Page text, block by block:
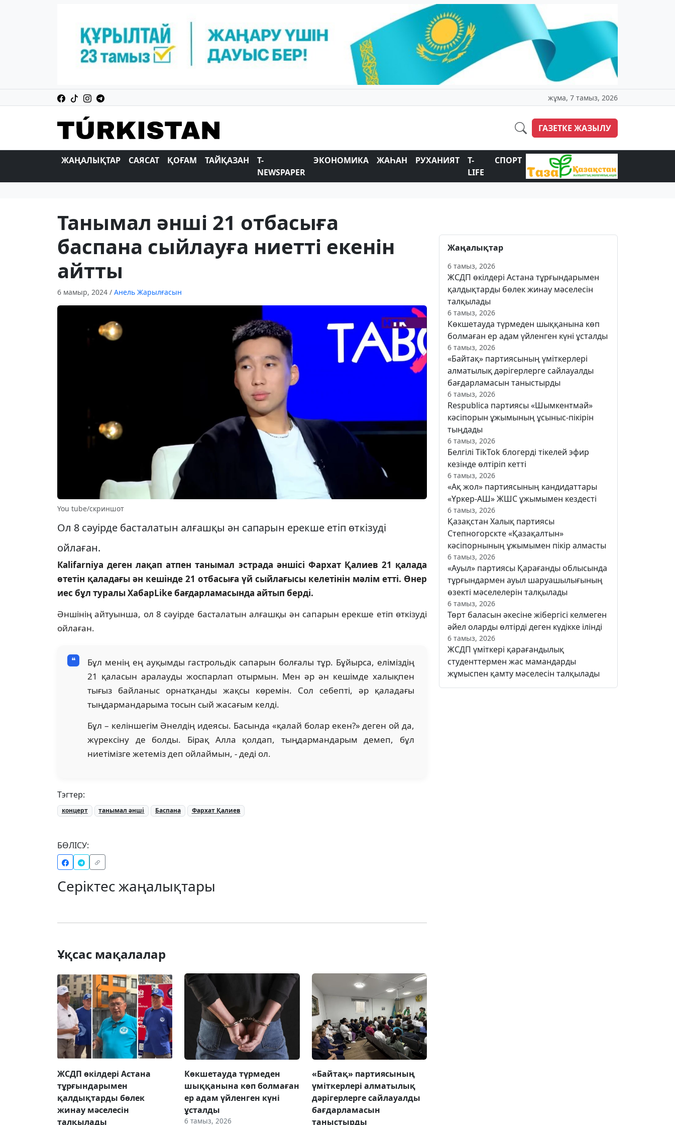
жұма, 7 тамыз, 2026
ГАЗЕТКЕ ЖАЗЫЛУ
ЖАҢАЛЫҚТАР САЯСАТ ҚОҒАМ ТАЙҚАЗАН
T-
NEWSPAPER
ЭКОНОМИКА ЖАҺАН РУХАНИЯТ
T-
LIFE
СПОРТ
Танымал әнші 21 отбасыға
баспана сыйлауға ниетті екенін
айтты
6 мамыр, 2024 / Анель Жарылғасын
You tube/скриншот
Ол 8 сәуірде басталатын алғашқы ән сапарын ерекше етіп өткізуді
ойлаған.
Кalifarniya деген лақап атпен танымал эстрада әншісі Фархат Қалиев 21 қалада
өтетін қаладағы ән кешінде 21 отбасыға үй сыйлағысы келетінін мәлім етті. Өнер
иес бұл туралы ХабарLike бағдарламасында айтып берді.
Әншінің айтуынша, ол 8 сәуірде басталатын алғашқы ән сапарын ерекше етіп өткізуді
ойлаған.
Бұл менің ең ауқымды гастрольдік сапарын болғалы тұр. Бұйырса, еліміздің
21 қаласын аралауды жоспарлап отырмын. Мен әр ән кешімде халықпен
тығыз байланыс орнатқанды жақсы көремін. Сол себепті, әр қаладағы
тыңдармандарыма тосын сый жасағым келді.
Бұл – келіншегім Әнелдің идеясы. Басында «қалай болар екен?» деген ой да,
жүрексіну де болды. Бірақ Алла қолдап, тыңдармандарым демеп, бұл
ниетімізге жетеміз деп ойлаймын, - деді ол.
Тэгтер:
концерт танымал әнші Баспана Фархат Қалиев
БӨЛІСУ:
Серіктес жаңалықтары
Ұқсас мақалалар
ЖСДП өкілдері Астана
тұрғындарымен
қалдықтарды бөлек
жинау мәселесін
талқылады
Көкшетауда түрмеден
шыққанына көп болмаған
ер адам үйленген күні
ұсталды
6 тамыз, 2026
«Байтақ» партиясының
үміткерлері алматылық
дәрігерлерге сайлауалды
бағдарламасын
таныстырды
Жаңалықтар
6 тамыз, 2026
ЖСДП өкілдері Астана тұрғындарымен
қалдықтарды бөлек жинау мәселесін
талқылады
6 тамыз, 2026
Көкшетауда түрмеден шыққанына көп
болмаған ер адам үйленген күні ұсталды
6 тамыз, 2026
«Байтақ» партиясының үміткерлері
алматылық дәрігерлерге сайлауалды
бағдарламасын таныстырды
6 тамыз, 2026
Respublica партиясы «Шымкентмай»
кәсіпорын ұжымының ұсыныс-пікірін
тыңдады
6 тамыз, 2026
Белгілі TikTok блогерді тікелей эфир
кезінде өлтіріп кетті
6 тамыз, 2026
«Ақ жол» партиясының кандидаттары
«Үркер-АШ» ЖШС ұжымымен кездесті
6 тамыз, 2026
Қазақстан Халық партиясы
Степногорскте «Қазақалтын»
кәсіпорнының ұжымымен пікір алмасты
6 тамыз, 2026
«Ауыл» партиясы Қарағанды облысында
тұрғындармен ауыл шаруашылығының
өзекті мәселелерін талқылады
6 тамыз, 2026
Төрт баласын әкесіне жібергісі келмеген
әйел оларды өлтірді деген күдікке ілінді
6 тамыз, 2026
ЖСДП үміткері қарағандылық
студенттермен жас мамандарды
жұмыспен қамту мәселесін талқылады